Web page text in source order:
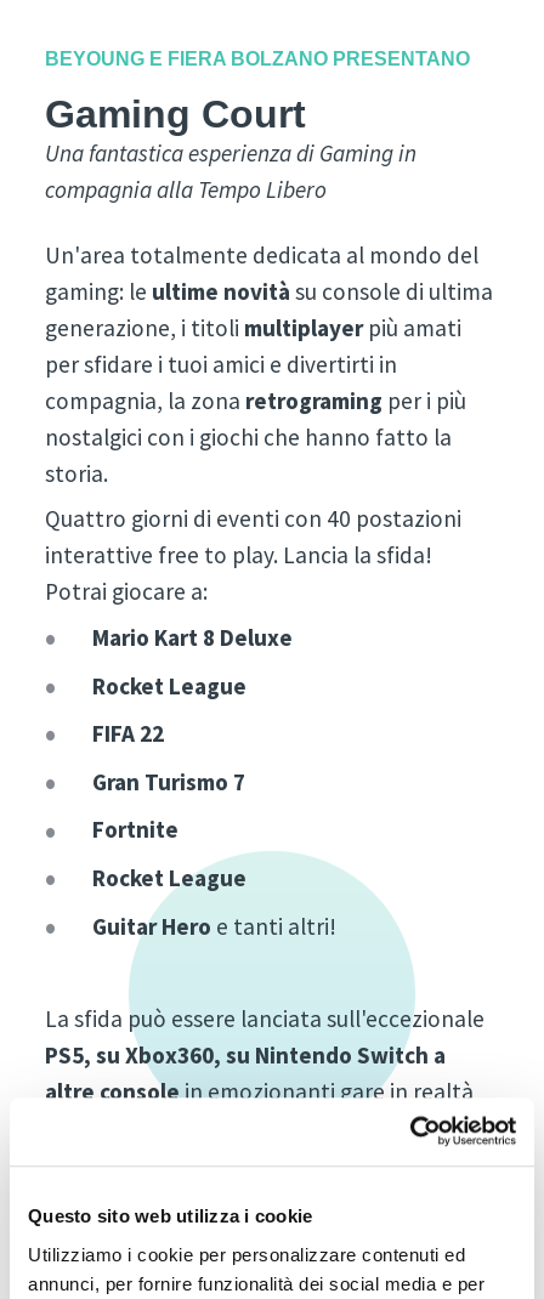
Questo sito web utilizza i cookie
Utilizziamo i cookie per personalizzare contenuti ed
annunci, per fornire funzionalità dei social media e per
BEYOUNG E FIERA BOLZANO PRESENTANO
Gaming Court
Una fantastica esperienza di Gaming in
compagnia alla Tempo Libero
Un'area totalmente dedicata al mondo del
gaming: le ultime novità su console di ultima
generazione, i titoli multiplayer più amati
per sfidare i tuoi amici e divertirti in
compagnia, la zona retrograming per i più
nostalgici con i giochi che hanno fatto la
storia.
Quattro giorni di eventi con 40 postazioni
interattive free to play. Lancia la sfida!
Potrai giocare a:
Mario Kart 8 Deluxe
Rocket League
FIFA 22
Gran Turismo 7
Fortnite
Rocket League
Guitar Hero e tanti altri!
La sfida può essere lanciata sull'eccezionale
PS5, su Xbox360, su Nintendo Switch a
altre consolein emozionanti gare in realtà
aumentata senza esclusione di colpi.
Gaming Court è l'evento che coinvolge tutta
la famiglia in entusiasmanti sessioni
videoludiche e lancia la sfida ai gamer di
Bolzano: chi sarà ilCampione di Tempo